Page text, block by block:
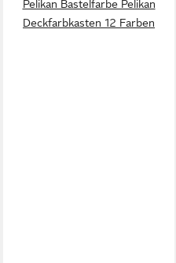
Pelikan Bastelfarbe Pelikan
Deckfarbkasten 12 Farben